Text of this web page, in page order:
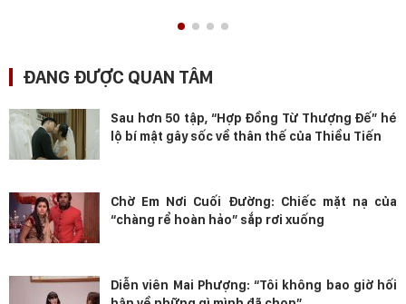
ĐANG ĐƯỢC QUAN TÂM
Sau hơn 50 tập, “Hợp Đồng Từ Thượng Đế” hé
lộ bí mật gây sốc về thân thế của Thiều Tiến
Chờ Em Nơi Cuối Đường: Chiếc mặt nạ của
“chàng rể hoàn hảo” sắp rơi xuống
Diễn viên Mai Phượng: “Tôi không bao giờ hối